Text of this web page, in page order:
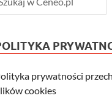
prywatności
cookies